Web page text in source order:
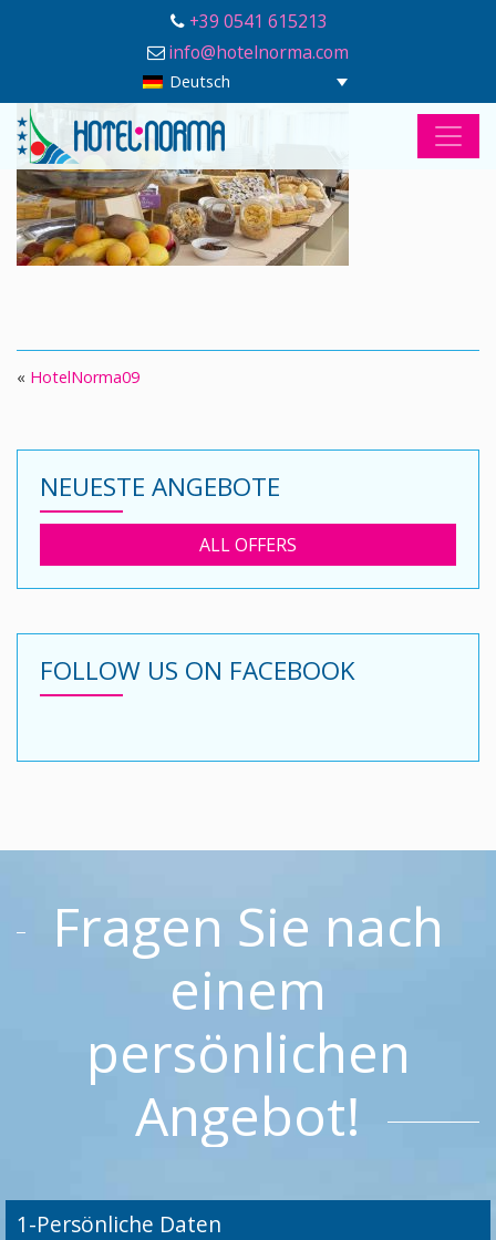
+39 0541 615213
info@hotelnorma.com
Deutsch
« HotelNorma09
NEUESTE ANGEBOTE
ALL OFFERS
FOLLOW US ON FACEBOOK
Fragen Sie nach
einem
persönlichen
Angebot!
1-Persönliche Daten